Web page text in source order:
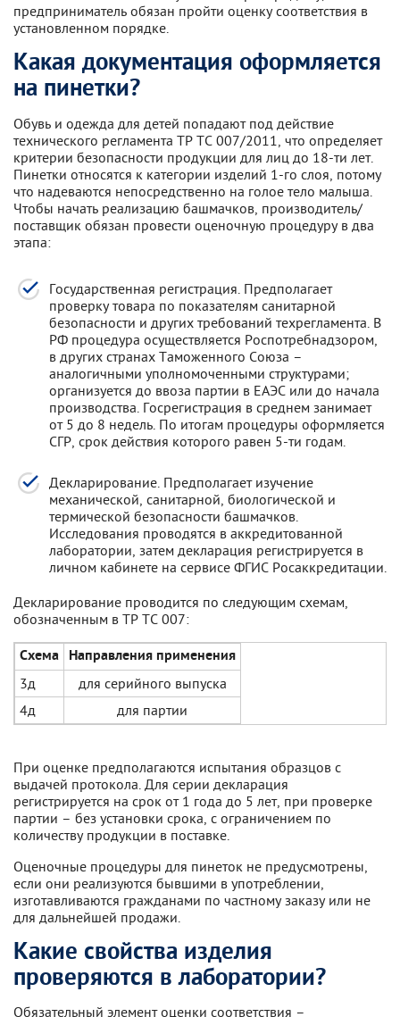
предприниматель обязан пройти оценку соответствия в
установленном порядке.
Какая документация оформляется
на пинетки?
Обувь и одежда для детей попадают под действие
технического регламента ТР ТС 007/2011, что определяет
критерии безопасности продукции для лиц до 18-ти лет.
Пинетки относятся к категории изделий 1-го слоя, потому
что надеваются непосредственно на голое тело малыша.
Чтобы начать реализацию башмачков, производитель/
поставщик обязан провести оценочную процедуру в два
этапа:
Государственная регистрация. Предполагает
проверку товара по показателям санитарной
безопасности и других требований техрегламента. В
РФ процедура осуществляется Роспотребнадзором,
в других странах Таможенного Союза –
аналогичными уполномоченными структурами;
организуется до ввоза партии в ЕАЭС или до начала
производства. Госрегистрация в среднем занимает
от 5 до 8 недель. По итогам процедуры оформляется
СГР, срок действия которого равен 5-ти годам.
Декларирование. Предполагает изучение
механической, санитарной, биологической и
термической безопасности башмачков.
Исследования проводятся в аккредитованной
лаборатории, затем декларация регистрируется в
личном кабинете на сервисе ФГИС Росаккредитации.
Декларирование проводится по следующим схемам,
обозначенным в ТР ТС 007:
Схема Направления применения
3д
для серийного выпуска
4д
для партии
При оценке предполагаются испытания образцов с
выдачей протокола. Для серии декларация
регистрируется на срок от 1 года до 5 лет, при проверке
партии – без установки срока, с ограничением по
количеству продукции в поставке.
Оценочные процедуры для пинеток не предусмотрены,
если они реализуются бывшими в употреблении,
изготавливаются гражданами по частному заказу или не
для дальнейшей продажи.
Какие свойства изделия
проверяются в лаборатории?
Обязательный элемент оценки соответствия –